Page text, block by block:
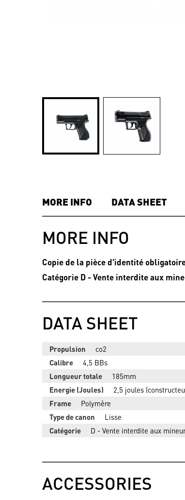
MORE INFO DATA SHEET
MORE INFO
Copiede la pièce d'identité
Catégorie D - Vente interdite aux
DATA SHEET
Propulsion co2
Calibre
4,5 BBs
Longueur totale
185mm
Energie (Joules)
2,5 joules
Frame
Polymère
Type de canon
Lisse
Catégorie
D - Vente interdite aux
ACCESSORIES